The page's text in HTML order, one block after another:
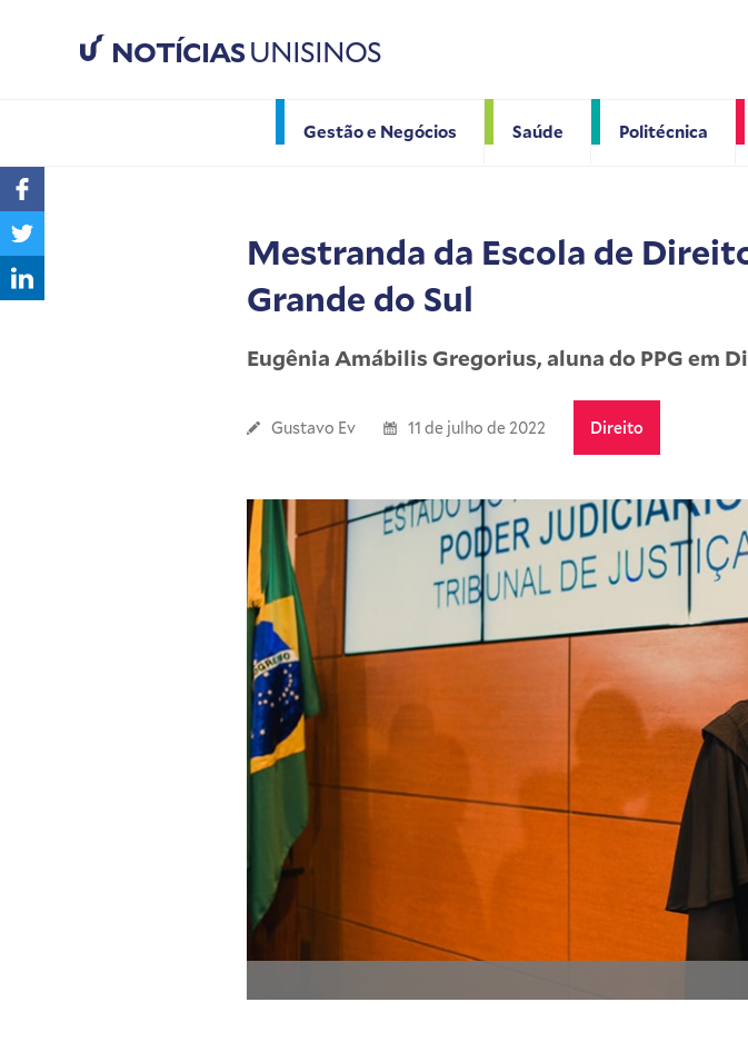
NOTÍCIASUNISINOS
Gestão e Negócios Saúde Politécnica
Mestranda da Escola de
Grande do Sul
Eugênia Amábilis Gregorius, aluna do PPG em
Gustavo Ev 11 de julho de 2022 Direito